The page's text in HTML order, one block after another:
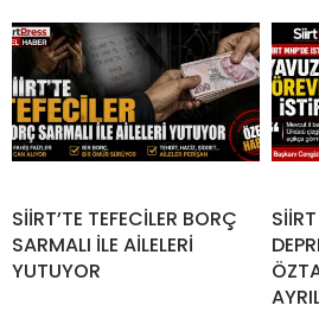
SİİRT’TE TEFECİLER BORÇ
SARMALI İLE AİLELERİ
YUTUYOR